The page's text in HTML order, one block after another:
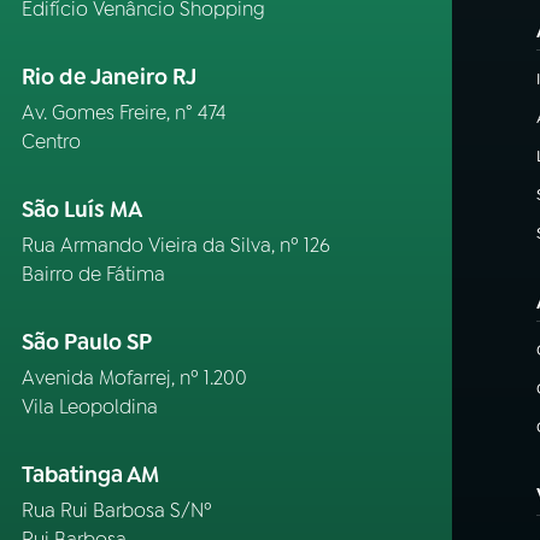
Edifício Venâncio Shopping
Rio de Janeiro RJ
Av. Gomes Freire, n° 474
Centro
São Luís MA
Rua Armando Vieira da Silva, nº 126
Bairro de Fátima
São Paulo SP
Avenida Mofarrej, nº 1.200
Vila Leopoldina
Tabatinga AM
Rua Rui Barbosa S/Nº